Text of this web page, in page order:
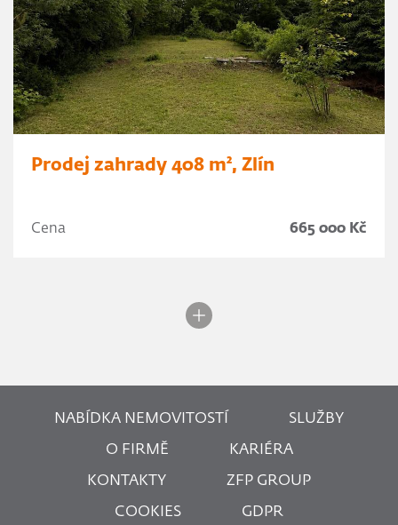
Prodej zahrady 408 m², Zlín
Cena 665 000 Kč
NABÍDKA NEMOVITOSTÍ SLUŽBY
O FIRMĚ KARIÉRA
KONTAKTY ZFP GROUP
COOKIES GDPR